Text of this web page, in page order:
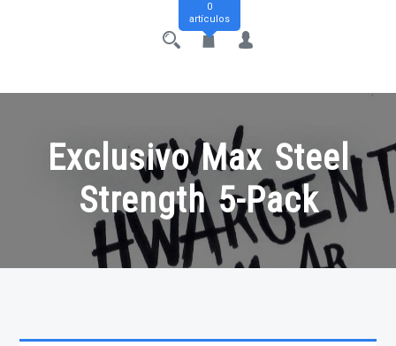
0
artículos
Exclusivo Max Steel
Strength 5-Pack